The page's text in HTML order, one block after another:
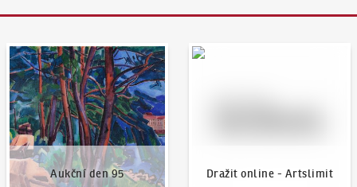
Aukční den 95
Aukční den 95
Dražit online - Artslimit
Dražit online - Artslimit